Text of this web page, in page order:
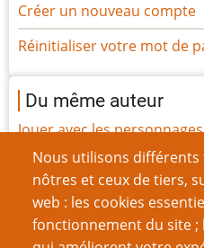
Nous utilisons différents
nôtres et ceux de tiers,
web : les cookies
fonctionnement du site ;
Créer un nouveau compte
Réinitialiser votre mot de
Du même auteur
Jouer avec les
Premières parties et
Cinq règles pour rendre
Ooh, Ooh, cette odeur :
Retour à la campagne –
campagne après une